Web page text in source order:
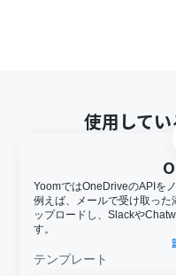
使用して
YoomではOneDriveのAPIを
例えば、メールで受け取っ
ップロードし、Slackや
す。
テンプレート